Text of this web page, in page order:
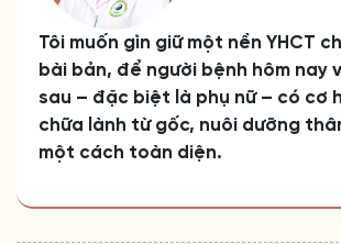
Tôi muốn gìn giữ một nền YHCT
bài bản, để người bệnh hôm nay
sau – đặc biệt là phụ nữ – có cơ
chữa lành từ gốc, nuôi dưỡng
một cách toàn diện.